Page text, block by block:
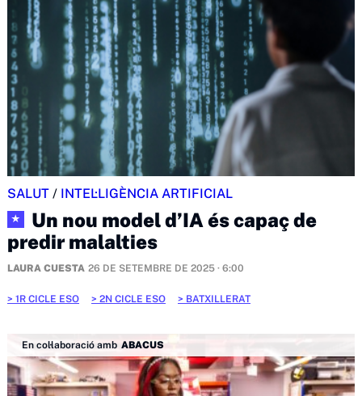
SALUT / INTEL·LIGÈNCIA ARTIFICIAL
★
Un nou model d’IA és capaç de
predir malalties
LAURA CUESTA 26 DE SETEMBRE DE 2025 · 6:00
1R CICLE ESO 2N CICLE ESO BATXILLERAT
En col·laboració amb ABACUS